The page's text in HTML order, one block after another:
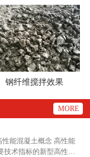
纤维搅拌效果
MORE
能混凝土概念 高性能
术指标的新型高性能